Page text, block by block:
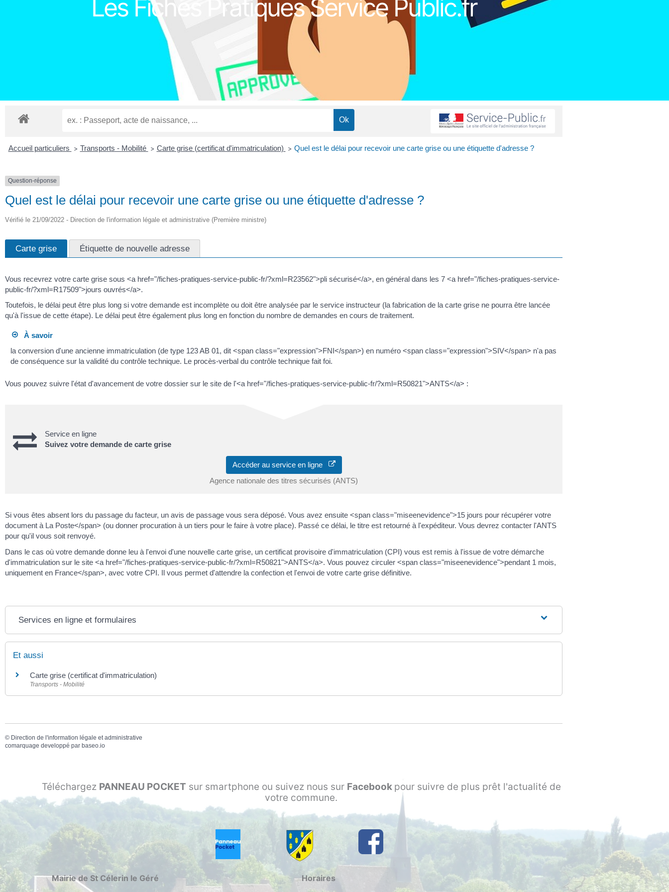
Les Fiches Pratiques Service Public.fr
Accueil particuliers > Transports - Mobilité > Carte grise (certificat d'immatriculation) > Quel est le délai pour recevoir une carte grise ou une étiquette d'adresse ?
Question-réponse
Quel est le délai pour recevoir une carte grise ou une étiquette d'adresse ?
Vérifié le 21/09/2022 - Direction de l'information légale et administrative (Première ministre)
Carte grise Étiquette de nouvelle adresse
Vous recevrez votre carte grise sous <a href="/fiches-pratiques-service-public-fr/?xml=R23562">pli sécurisé</a>, en général dans les 7 <a href="/fiches-pratiques-service-
public-fr/?xml=R17509">jours ouvrés</a>.
Toutefois, le délai peut être plus long si votre demande est incomplète ou doit être analysée par le service instructeur (la fabrication de la carte grise ne pourra être lancée
qu'à l'issue de cette étape). Le délai peut être également plus long en fonction du nombre de demandes en cours de traitement.
À savoir
la conversion d'une ancienne immatriculation (de type 123 AB 01, dit <span class="expression">FNI</span>) en numéro <span class="expression">SIV</span> n'a pas
de conséquence sur la validité du contrôle technique. Le procès-verbal du contrôle technique fait foi.
Vous pouvez suivre l'état d'avancement de votre dossier sur le site de l'<a href="/fiches-pratiques-service-public-fr/?xml=R50821">ANTS</a> :
Service en ligne
Suivez votre demande de carte grise
Accéder au service en ligne
Agence nationale des titres sécurisés (ANTS)
Si vous êtes absent lors du passage du facteur, un avis de passage vous sera déposé. Vous avez ensuite <span class="miseenevidence">15 jours pour récupérer votre
document à La Poste</span> (ou donner procuration à un tiers pour le faire à votre place). Passé ce délai, le titre est retourné à l'expéditeur. Vous devrez contacter l'ANTS
pour qu'il vous soit renvoyé.
Dans le cas où votre demande donne leu à l'envoi d'une nouvelle carte grise, un certificat provisoire d'immatriculation (CPI) vous est remis à l'issue de votre démarche
d'immatriculation sur le site <a href="/fiches-pratiques-service-public-fr/?xml=R50821">ANTS</a>. Vous pouvez circuler <span class="miseenevidence">pendant 1 mois,
uniquement en France</span>, avec votre CPI. Il vous permet d'attendre la confection et l'envoi de votre carte grise définitive.
Services en ligne et formulaires
Et aussi
Carte grise (certificat d'immatriculation)
Transports - Mobilité
© Direction de l'information légale et administrative
comarquage developpé par baseo.io
Téléchargez PANNEAU POCKET sur smartphone ou suivez nous sur Facebook pour suivre de plus prêt l'actualité de
votre commune.
Mairie de St Célerin le Géré Horaires